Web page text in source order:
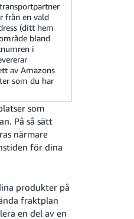
från en vald
(ditt hem
bland
i
av Amazons
som du har
som
På så sätt
närmare
för dina
produkter på
fraktplan
en del av en